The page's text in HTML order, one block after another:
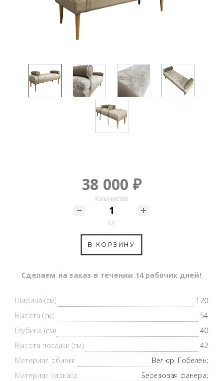
38 000 ₽
Количество
шт
В КОРЗИНУ
Cделаем на заказ в течении 14 рабочих дней!
Ширина (см)
120
Высота (см)
54
Глубина (см)
40
Высота посадки (см)
42
Материал обивки
Велюр; Гобелен;
Материал каркаса
Березовая фанера;